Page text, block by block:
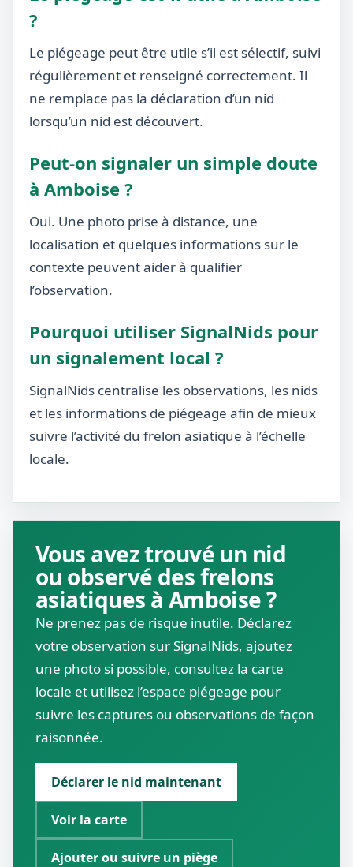
?
Le piégeage peut être utile s’il est sélectif, suivi
régulièrement et renseigné correctement. Il
ne remplace pas la déclaration d’un nid
lorsqu’un nid est découvert.
Peut-on signaler un simple doute
à Amboise ?
Oui. Une photo prise à distance, une
localisation et quelques informations sur le
contexte peuvent aider à qualifier
l’observation.
Pourquoi utiliser SignalNids pour
un signalement local ?
SignalNids centralise les observations, les nids
et les informations de piégeage afin de mieux
suivre l’activité du frelon asiatique à l’échelle
locale.
Vous avez trouvé un nid
ou observé des frelons
asiatiques à Amboise ?
Ne prenez pas de risque inutile. Déclarez
votre observation sur SignalNids, ajoutez
une photo si possible, consultez la carte
locale et utilisez l’espace piégeage pour
suivre les captures ou observations de façon
raisonnée.
Déclarer le nid maintenant
Voir la carte
Ajouter ou suivre un piège